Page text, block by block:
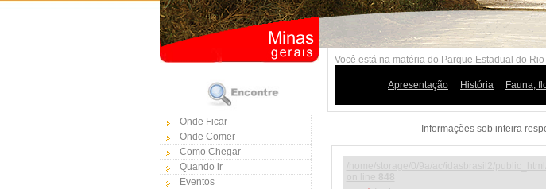
Onde Ficar
Onde Comer
Como Chegar
Quando ir
Eventos
Você está na matéria do Parque Estadual do Rio
Apresentação História Fauna,
Informações sob inteira